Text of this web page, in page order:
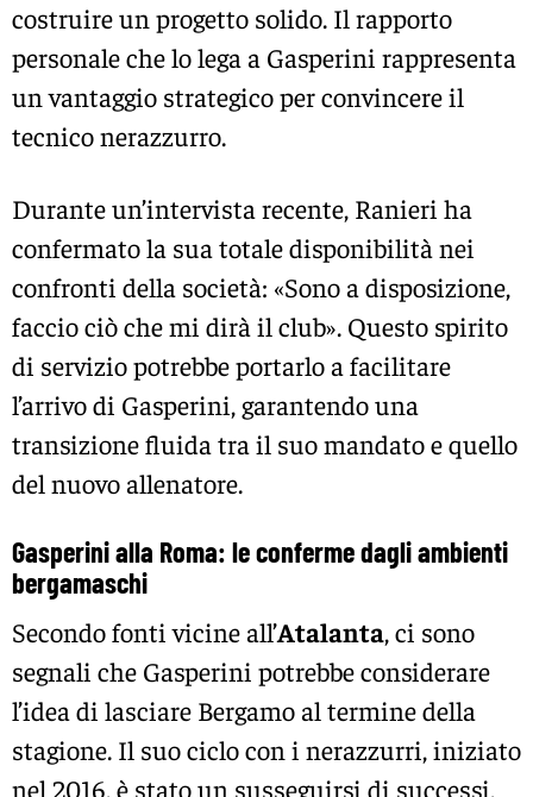
costruire un progetto solido. Il rapporto
personale che lo lega a Gasperini rappresenta
un vantaggio strategico per convincere il
tecnico nerazzurro.
Durante un’intervista recente, Ranieri ha
confermato la sua totale disponibilità nei
confronti della società: «Sono a disposizione,
faccio ciò che mi dirà il club». Questo spirito
di servizio potrebbe portarlo a facilitare
l’arrivo di Gasperini, garantendo una
transizione fluida tra il suo mandato e quello
del nuovo allenatore.
Gasperini alla Roma: le conferme dagli ambienti
bergamaschi
Secondo fonti vicine all’Atalanta, ci sono
segnali che Gasperini potrebbe considerare
l’idea di lasciare Bergamo al termine della
stagione. Il suo ciclo con i nerazzurri, iniziato
nel 2016, è stato un susseguirsi di successi,